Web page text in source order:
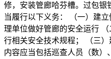
修，安装管廊哈芬槽。过包银
当履行以下义务： （一）建
理单位做好管廊的安全运行
行相关安全技术规程； （三
内容应当包括巡查人员（数）